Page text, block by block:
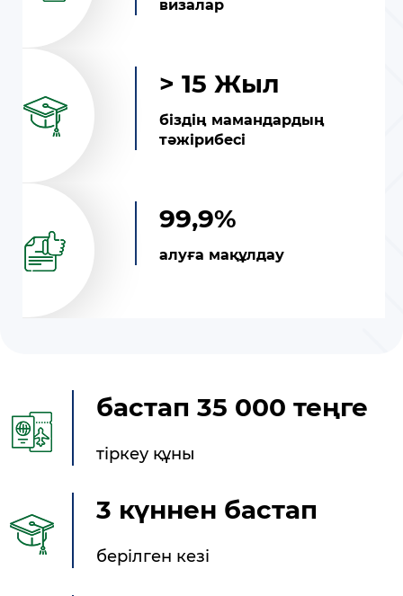
визалар
> 15 Жыл
біздің мамандардың
тәжірибесі
99,9%
алуға мақұлдау
бастап 35 000 теңге
тіркеу құны
3 күннен бастап
берілген кезі